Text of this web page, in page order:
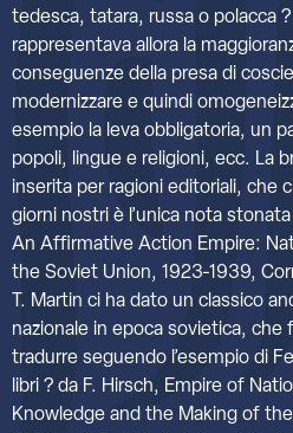
tedesca, tatara, russa o polacca
rappresentava allora la
conseguenze della presa di
modernizzare e quindi
esempio la leva obbligatoria, un
popoli, lingue e religioni, ecc. La
inserita per ragioni editoriali, che
giorni nostri è l’unica nota
An Affirmative Action Empire:
the Soviet Union, 1923-1939,
T. Martin ci ha dato un classico
nazionale in epoca sovietica,
tradurre seguendo l’esempio di
libri ? da F. Hirsch, Empire of
Knowledge and the Making of